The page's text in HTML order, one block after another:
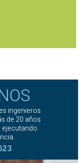
ingenieros
de 20 años
ejecutando